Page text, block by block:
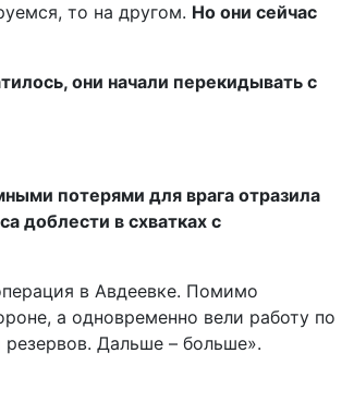
то на другом. Но они сейчас
они начали перекидывать с
потерями для врага отразила
доблести в схватках с
в Авдеевке. Помимо
а одновременно вели работу по
Дальше – больше».